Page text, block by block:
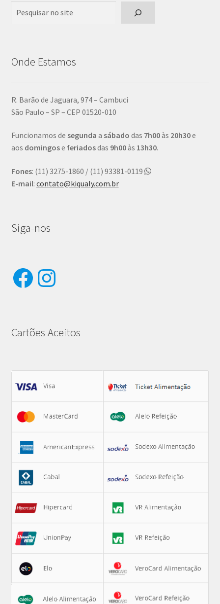
Onde Estamos
R. Barão de Jaguara, 974 – Cambuci
São Paulo – SP – CEP 01520-010
Funcionamos de segunda a sábado das 7h00às 20h30e
aos domingose feriadosdas 9h00às 13h30.
Fones: (11) 3275-1860 / (11) 93381-0119
E-mail: contato@kiqualy.com.br
Siga-nos
Facebook
Instagram
Cartões Aceitos